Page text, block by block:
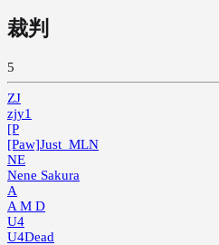
裁判
5
ZJ
zjy1
[P
[Paw]Just_MLN
NE
Nene Sakura
A
A M D
U4
U4Dead